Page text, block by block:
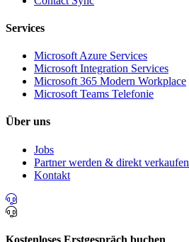
Services
Microsoft Azure Services
Microsoft Integration Services
Microsoft 365 Modern Workplace
Microsoft Teams Telefonie
Über uns
Jobs
Partner werden & direkt verkaufen
Kontakt
Kostenloses Erstgespräch buchen